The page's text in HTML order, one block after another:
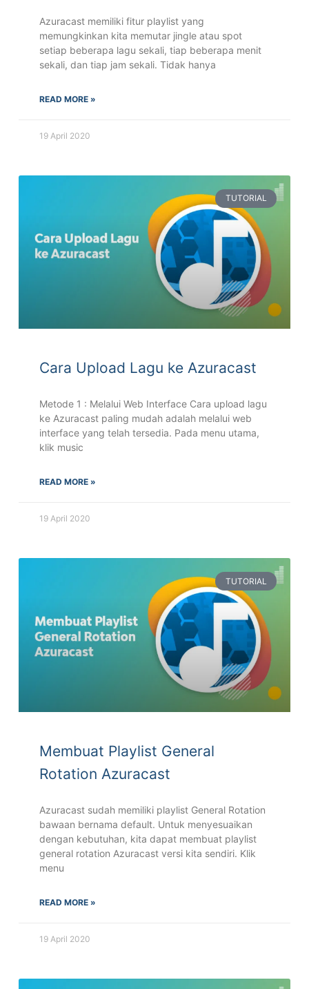
Azuracast memiliki fitur playlist yang
memungkinkan kita memutar jingle atau spot
setiap beberapa lagu sekali, tiap beberapa menit
sekali, dan tiap jam sekali. Tidak hanya
READ MORE »
19 April 2020
TUTORIAL
Cara Upload Lagu ke Azuracast
Metode 1 : Melalui Web Interface Cara upload lagu
ke Azuracast paling mudah adalah melalui web
interface yang telah tersedia. Pada menu utama,
klik music
READ MORE »
19 April 2020
TUTORIAL
Membuat Playlist General
Rotation Azuracast
Azuracast sudah memiliki playlist General Rotation
bawaan bernama default. Untuk menyesuaikan
dengan kebutuhan, kita dapat membuat playlist
general rotation Azuracast versi kita sendiri. Klik
menu
READ MORE »
19 April 2020